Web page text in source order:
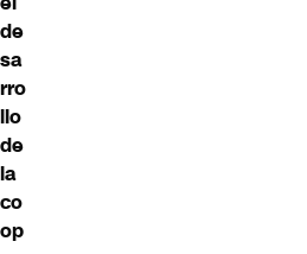
de
sa
rro
llo
de
la
co
op